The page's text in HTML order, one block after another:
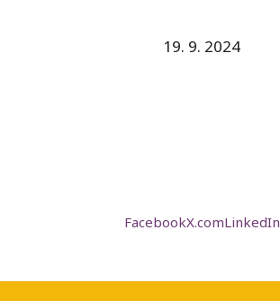
19. 9. 2024
FacebookX.comLinkedIn